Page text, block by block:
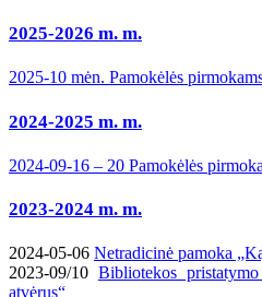
2025-2026 m. m.
2025-10 mėn. Pamokėlės
2024-2025 m. m.
2024-09-16 – 20 Pamokėlės
2023-2024 m. m.
2024-05-06 Netradicinė pamoka
2023-09/10 Bibliotekos
atvėrus“